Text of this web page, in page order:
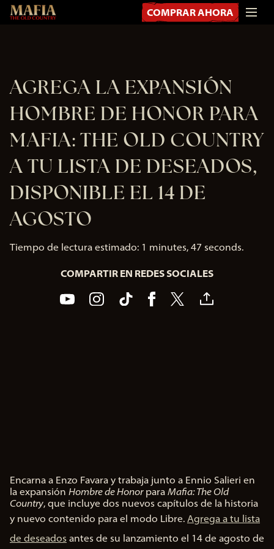
COMPRAR AHORA
AGREGA LA EXPANSIÓN
HOMBRE DE HONOR PARA
MAFIA: THE OLD COUNTRY
A TU LISTA DE DESEADOS,
DISPONIBLE EL 14 DE
AGOSTO
Tiempo de lectura estimado 1 minutes, 47 seconds
COMPARTIR EN REDES SOCIALES
A
c
c
e
p
Encarna a Enzo Favara y trabaja junto a Ennio Salieri en
la expansión Hombre de Honorpara Mafia: The Old
Country, que incluye dos nuevos capítulos de la historia
y nuevo contenido para el modo Libre. Agrega a tu lista
de deseados antes de su lanzamiento el 14 de agosto de